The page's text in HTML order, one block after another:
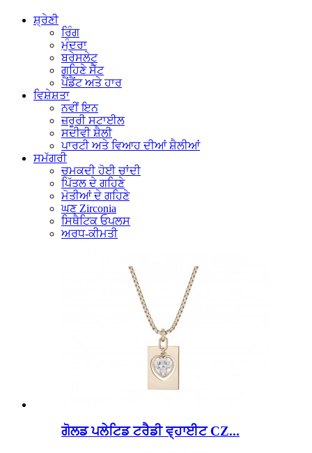
ਸ਼੍ਰੇਣੀ
ਰਿੰਗ
ਮੁੰਦਰਾ
ਬਰੇਸਲੇਟ
ਗਹਿਣੇ ਸੈੱਟ
ਪੈਂਡੈਂਟ ਅਤੇ ਹਾਰ
ਵਿਸ਼ੇਸ਼ਤਾ
ਨਵੀਂ ਇਨ
ਜ਼ਰੂਰੀ ਸਟਾਈਲ
ਸਦੀਵੀ ਸ਼ੈਲੀ
ਪਾਰਟੀ ਅਤੇ ਵਿਆਹ ਦੀਆਂ ਸ਼ੈਲੀਆਂ
ਸਮੱਗਰੀ
ਚਮਕਦੀ ਹੋਈ ਚਾਂਦੀ
ਪਿੱਤਲ ਦੇ ਗਹਿਣੇ
ਮੋਤੀਆਂ ਦੇ ਗਹਿਣੇ
ਘਣ Zirconia
ਸਿਥੈਟਿਕ ਓਪਲਸ
ਅਰਧ-ਕੀਮਤੀ
ਗੋਲਡ ਪਲੇਟਿਡ ਟਰੈਡੀ ਵ੍ਹਾਈਟ CZ...